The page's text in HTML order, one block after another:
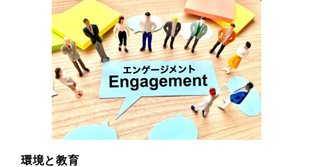
環境と教育